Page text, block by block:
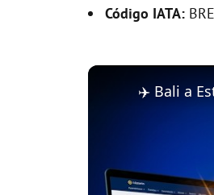
Código IATA: BRE